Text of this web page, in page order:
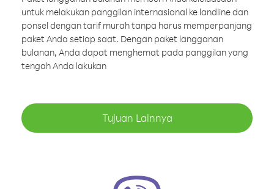
untuk melakukan panggilan internasional ke landline dan
ponsel dengan tarif murah tanpa harus memperpanjang
paket Anda setiap saat. Dengan paket langganan
bulanan, Anda dapat menghemat pada panggilan yang
tengah Anda lakukan
Tujuan Lainnya